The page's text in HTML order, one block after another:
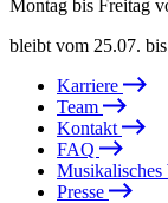
Montag bis Freitag
bleibt vom 25.07.
Karriere
Team
Kontakt
FAQ
Musikalisches
Presse